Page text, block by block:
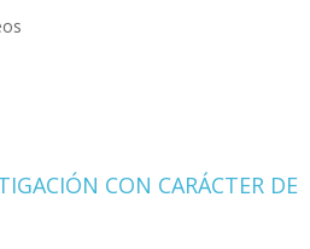
CON CARÁCTER DE